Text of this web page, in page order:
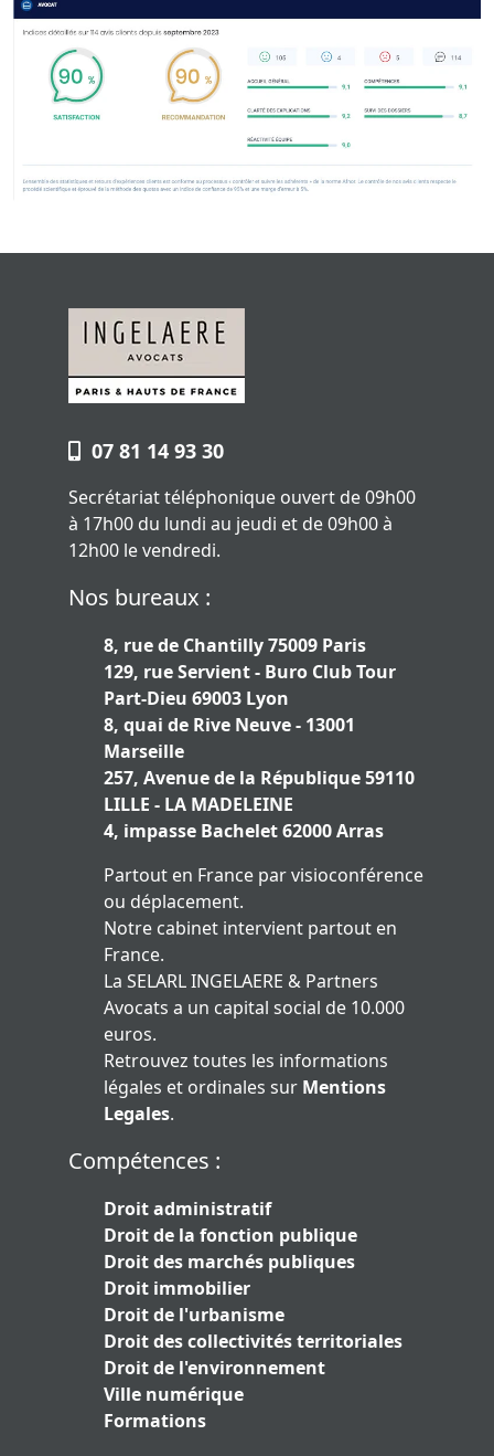
07 81 14 93 30
Secrétariat téléphonique ouvert de 09h00
à 17h00 du lundi au jeudi et de 09h00 à
12h00 le vendredi.
Nos bureaux :
8, rue de Chantilly 75009 Paris
129, rue Servient - Buro Club Tour
Part-Dieu 69003 Lyon
8, quai de Rive Neuve - 13001
Marseille
257, Avenue de la République 59110
LILLE - LA MADELEINE
4, impasse Bachelet 62000 Arras
Partout en France par visioconférence
ou déplacement.
Notre cabinet intervient partout en
France.
La SELARL INGELAERE & Partners
Avocats a un capital social de 10.000
euros.
Retrouvez toutes les informations
légales et ordinales sur Mentions
Legales.
Compétences :
Droit administratif
Droit de la fonction publique
Droit des marchés publiques
Droit immobilier
Droit de l'urbanisme
Droit des collectivités territoriales
Droit de l'environnement
Ville numérique
Formations